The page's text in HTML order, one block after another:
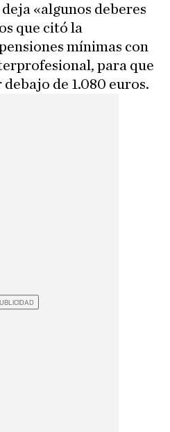
«algunos deberes
que citó la
mínimas con
para que
de 1.080 euros.